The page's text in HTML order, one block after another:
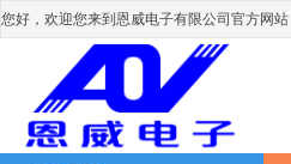
您好，欢迎您来到恩威电子有限公司官方网站